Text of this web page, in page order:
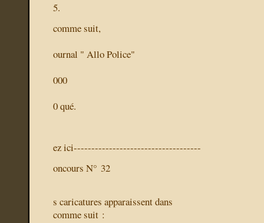
5.
comme suit,
ournal " Allo Police"
000
0qué.
ez ici------------------------------------
oncours N° 32
s caricatures apparaissent dans
comme suit :